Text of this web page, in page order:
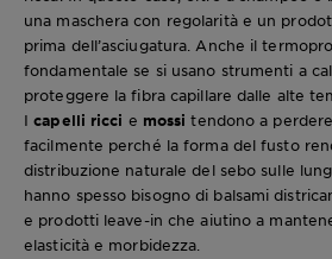
una maschera con regolarità e un
prima dell’asciugatura. Anche il
fondamentale se si usano strumenti a
proteggere la fibra capillare dalle alte
Icapelli ricci e mossi tendono a
facilmente perché la forma del fusto
distribuzione naturale del sebo sulle
hanno spesso bisogno di balsami
e prodotti leave-in che aiutino a
elasticità e morbidezza.